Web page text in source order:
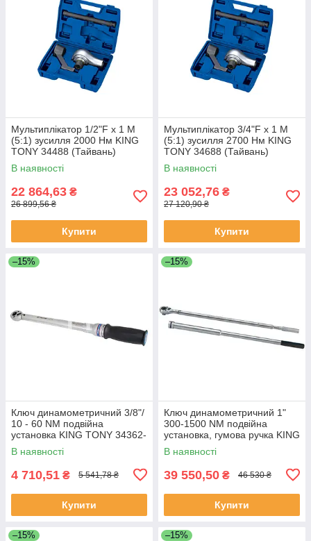
Мультиплікатор 1/2"F x 1 M
(5:1) зусилля 2000 Нм KING
TONY 34488 (Тайвань)
В наявності
22 864,63 ₴
26 899,56 ₴
Купити
Мультиплікатор 3/4"F x 1 M
(5:1) зусилля 2700 Нм KING
TONY 34688 (Тайвань)
В наявності
23 052,76 ₴
27 120,90 ₴
Купити
–15%
Ключ динамометричний 3/8"/
10 - 60 NM подвійна
установка KING TONY 34362-
3DG (Тайвань)
В наявності
4 710,51 ₴ 5 541,78 ₴
Купити
–15%
Ключ динамометричний 1"
300-1500 NM подвійна
установка, гумова ручка KING
TONY 34862-2DG (Тайвань)
В наявності
39 550,50 ₴ 46 530 ₴
Купити
–15% –15%